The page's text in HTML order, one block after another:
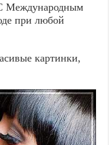
при любой
картинки,